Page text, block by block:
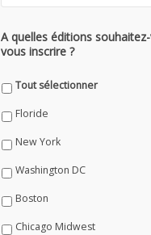
A quelles éditions
vous inscrire ?
Tout sélectionner
Floride
New York
Washington DC
Boston
Chicago Midwest